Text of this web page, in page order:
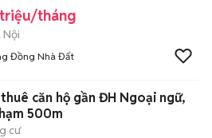
tháng
Nội
Đồng Nhà Đất
căn hộ gần ĐH Ngoại ngữ,
500m
cư